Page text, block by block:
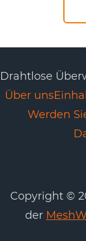
Drahtlose
Über uns
Werden
Copyright ©
der